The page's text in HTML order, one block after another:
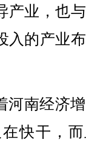
产业，也
入的产业
南经济
快干，